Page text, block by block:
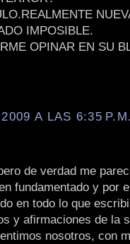
IMPOSIBLE.
OPINAR EN SU
A LAS 6:35
de verdad me
fundamentado y por
en todo lo que
y afirmaciones de la
nosotros, con